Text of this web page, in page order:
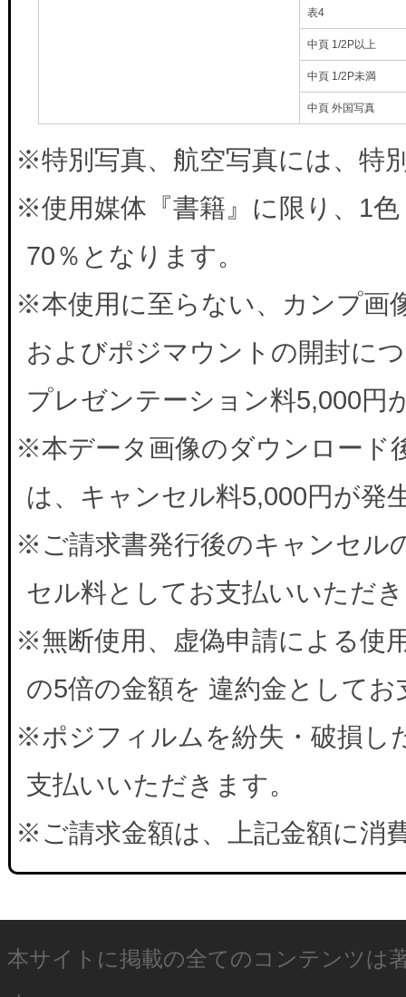
表4
中頁 1/2P以上
中頁 1/2P未満
中頁 外国写真
※特別写真、航空写真には、特
※使用媒体『書籍』に限り、1
70％となります。
※本使用に至らない、カンプ画
およびポジマウントの開封に
プレゼンテーション料5,000円
※本データ画像のダウンロード
は、キャンセル料5,000円が発
※ご請求書発行後のキャンセル
セル料としてお支払いいただ
※無断使用、虚偽申請による使
の5倍の金額を 違約金として
※ポジフィルムを紛失・破損し
支払いいただきます。
※ご請求金額は、上記金額に消
本サイトに掲載の全てのコンテンツは